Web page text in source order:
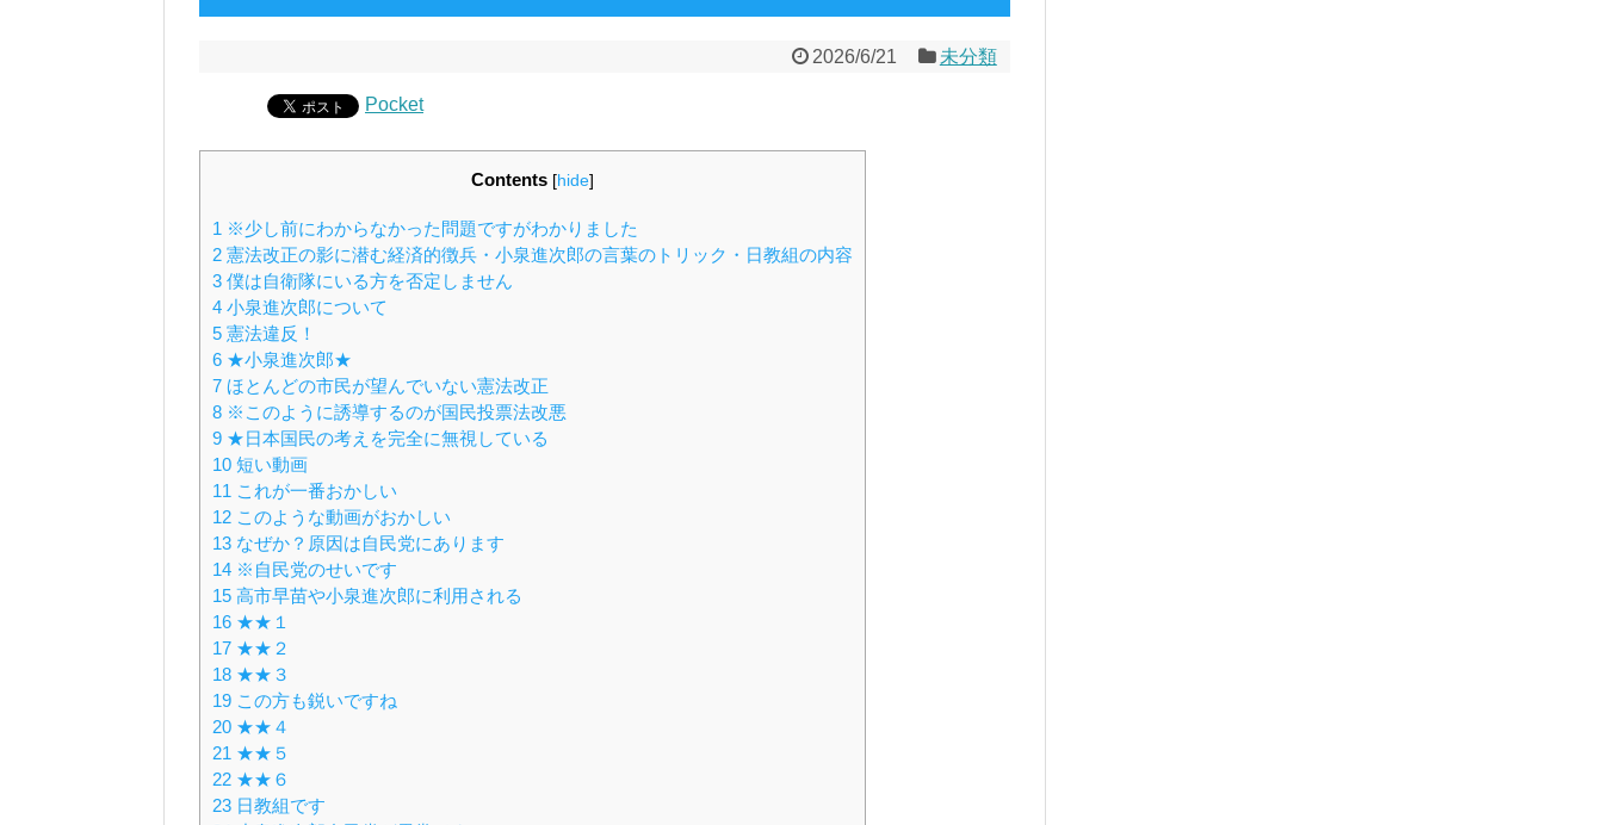
2026/6/21 未分類
Pocket
Contents [hide]
1 ※少し前にわからなかった問題ですがわかりました
2 憲法改正の影に潜む経済的徴兵・小泉進次郎の言葉のトリック・日教組の内容
3 僕は自衛隊にいる方を否定しません
4 小泉進次郎について
5 憲法違反！
6 ★小泉進次郎★
7 ほとんどの市民が望んでいない憲法改正
8 ※このように誘導するのが国民投票法改悪
9 ★日本国民の考えを完全に無視している
10 短い動画
11 これが一番おかしい
12 このような動画がおかしい
13 なぜか？原因は自民党にあります
14 ※自民党のせいです
15 高市早苗や小泉進次郎に利用される
16 ★★１
17 ★★２
18 ★★３
19 この方も鋭いですね
20 ★★４
21 ★★５
22 ★★６
23 日教組です